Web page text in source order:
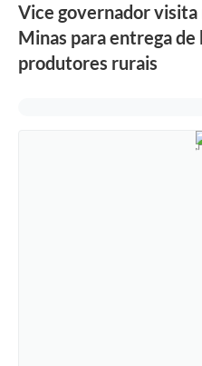
Vice governador visita
Minas para entrega
produtores rurais